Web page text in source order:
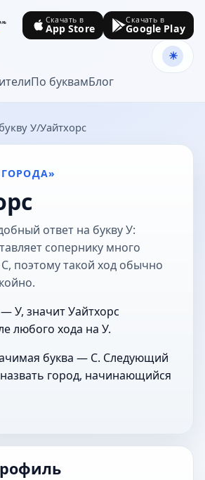
По буквамБлог
Скачать в
App Store
Скачать в
Google Play
У Уайтхорс
ответ на букву У:
сопернику много
поэтому такой ход обычно
У, значит Уайтхорс
любого хода на У.
буква — С. Следующий
город, начинающийся